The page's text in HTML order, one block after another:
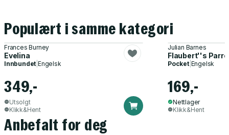
Populært i samme kategori
Frances Burney
Evelina
Innbundet |Engelsk
349,-
Utsolgt
Klikk&Hent
Julian Barnes
Flaubert''s
Pocket| Engelsk
169,-
Nettlager
Klikk&Hent
Anbefalt for deg